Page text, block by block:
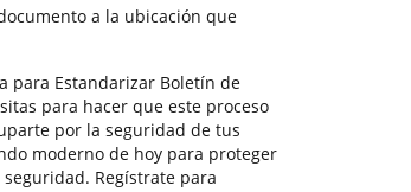
a la ubicación que
para Estandarizar Boletín de
para hacer que este proceso
por la seguridad de tus
moderno de hoy para proteger
Regístrate para